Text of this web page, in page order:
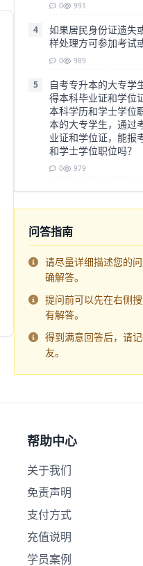
0 991
4
如果居民身份证遗失
样处理方可参加考试
0 989
5
自考专升本的大专学
得本科毕业证和学位
本科学历和学士学位
本的大专学生，通过
业证和学位证，能报
和学士学位职位吗？
0 979
问答指南
请尽量详细描述您的
确解答。
提问前可以先在右侧
有解答。
得到满意回答后，请
友。
帮助中心
关于我们
免责声明
支付方式
充值说明
学员案例